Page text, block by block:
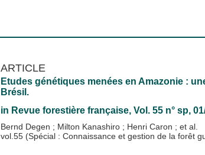
ARTICLE
Etudes génétiques menées en Amazonie :
Brésil.
in Revue forestière française, Vol. 55 n° sp,
Bernd Degen ; Milton Kanashiro ; Henri Caron ; et al.
vol.55 (Spécial : Connaissance et gestion de la forêt